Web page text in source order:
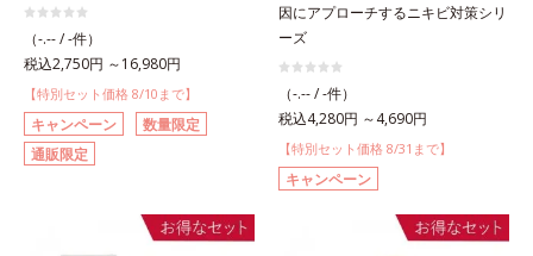
（-.-- / -件）
税込2,750円 ～16,980円
【特別セット価格 8/10まで】
キャンペーン
数量限定
通販限定
因にアプローチするニキビ対策シリ
ーズ
（-.-- / -件）
税込4,280円 ～4,690円
【特別セット価格 8/31まで】
キャンペーン